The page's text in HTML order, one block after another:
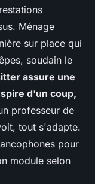
Ménage
sur place qui
soudain le
assure une
d'un coup,
professeur de
tout s'adapte.
pour
module selon